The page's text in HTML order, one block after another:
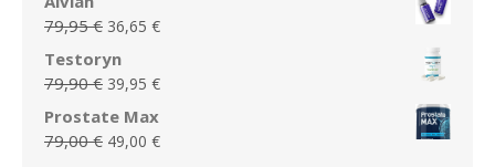
était :
39,99 €.
est :
79,95€ Le
initial
était :
79,95 €.
36,65 €Le
est :
Testoryn
79,90€ Le
initial
était :
39,95 €Le
est :
Prostate Max
79,00€ Le
49,00 €Le